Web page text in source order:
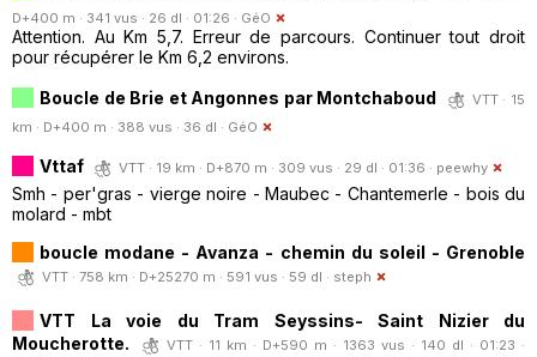
D+400 m · 341 vus · 26 dl · 01:26 · GéO
Attention. Au Km 5,7. Erreur de parcours. Continuer tout droit
pour récupérer le Km 6,2 environs.
Boucle de Brie et Angonnes par Montchaboud
VTT · 15
km · D+400 m · 388 vus · 36 dl · GéO
Vttaf VTT · 19 km · D+870 m · 309 vus · 29 dl · 01:36 · peewhy
Smh - per'gras - vierge noire - Maubec - Chantemerle - bois du
molard - mbt
boucle modane - Avanza - chemin du soleil - Grenoble
VTT · 758 km · D+25270 m · 591 vus · 59 dl · steph
VTT La voie du Tram Seyssins- Saint Nizier du
Moucherotte.
VTT · 11 km · D+590 m · 1363 vus · 140 dl · 01:23 ·